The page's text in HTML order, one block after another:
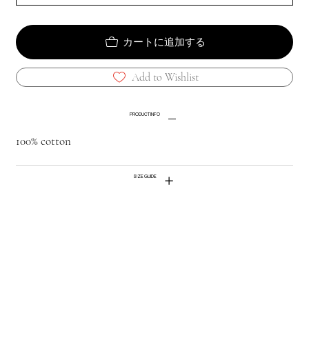
カートに追加する
Add to Wishlist
PRODUCT INFO
100% cotton
SIZE GUIDE